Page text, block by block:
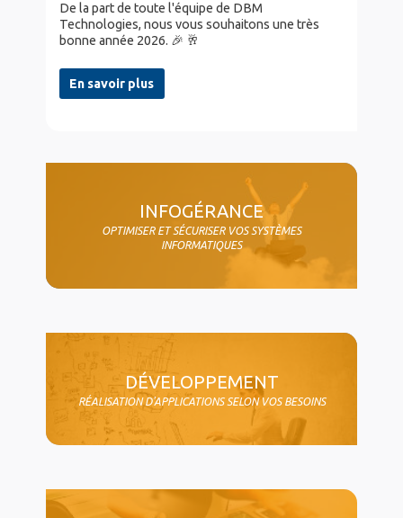
De la part de toute l'équipe de DBM
Technologies, nous vous souhaitons une très
bonne année 2026. 🎉 🥂
En savoir plus
INFOGÉRANCE
OPTIMISER ET SÉCURISER VOS SYSTÈMES
INFORMATIQUES
DÉVELOPPEMENT
RÉALISATION D'APPLICATIONS SELON VOS BESOINS